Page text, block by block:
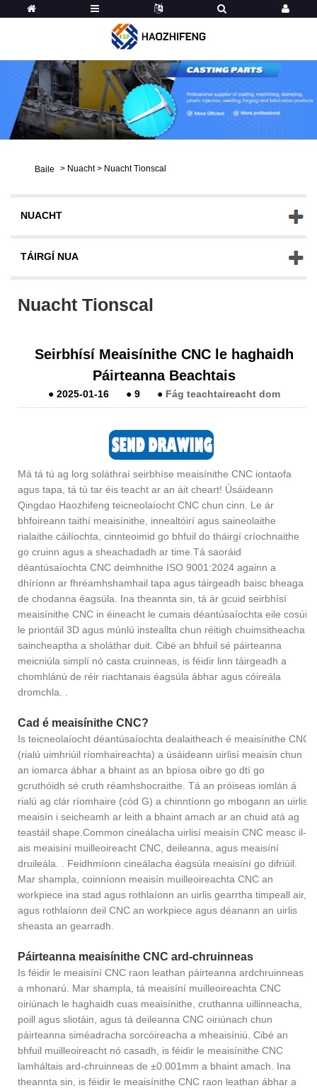
Baile > Nuacht > Nuacht Tionscal
NUACHT
TÁIRGÍ NUA
Nuacht Tionscal
Seirbhísí Meaisínithe CNC le haghaidh
Páirteanna Beachtais
● 2025-01-16 ● 9 ● Fág teachtaireacht dom
Má tá tú ag lorg soláthraí seirbhíse meaisínithe CNC iontaofa
agus tapa, tá tú tar éis teacht ar an áit cheart! Úsáideann
Qingdao Haozhifeng teicneolaíocht CNC chun cinn. Le ár
bhfoireann taithí meaisínithe, innealtóirí agus saineolaithe
rialaithe cáilíochta, cinnteoimid go bhfuil do tháirgí críochnaithe
go cruinn agus a sheachadadh ar time.Tá saoráid
déantúsaíochta CNC deimhnithe ISO 9001:2024 againn a
dhíríonn ar fhréamhshamhail tapa agus táirgeadh baisc bheaga
de chodanna éagsúla. Ina theannta sin, tá ár gcuid seirbhísí
meaisínithe CNC in éineacht le cumais déantúsaíochta eile cosúil
le priontáil 3D agus múnlú insteallta chun réitigh chuimsitheacha
saincheaptha a sholáthar duit. Cibé an bhfuil sé páirteanna
meicniúla simplí nó casta cruinneas, is féidir linn táirgeadh a
chomhlánú de réir riachtanais éagsúla ábhar agus cóireála
dromchla. .
Cad é meaisínithe CNC?
Is teicneolaíocht déantúsaíochta dealaitheach é meaisínithe CNC
(rialú uimhriúil ríomhaireachta) a úsáideann uirlisí meaisín chun
an iomarca ábhar a bhaint as an bpíosa oibre go dtí go
gcruthóidh sé cruth réamhshocraithe. Tá an próiseas iomlán á
rialú ag clár ríomhaire (cód G) a chinntíonn go mbogann an uirlis
meaisín i seicheamh ar leith a bhaint amach ar an chuid atá ag
teastáil shape.Common cineálacha uirlisí meaisín CNC measc il-
ais meaisíní muilleoireacht CNC, deileanna, agus meaisíní
druileála. . Feidhmíonn cineálacha éagsúla meaisíní go difriúil.
Mar shampla, coinníonn meaisín muilleoireachta CNC an
workpiece ina stad agus rothlaíonn an uirlis gearrtha timpeall air,
agus rothlaíonn deil CNC an workpiece agus déanann an uirlis
sheasta an gearradh.
Páirteanna meaisínithe CNC ard-chruinneas
Is féidir le meaisíní CNC raon leathan páirteanna ardchruinneas
a mhonarú. Mar shampla, tá meaisíní muilleoireachta CNC
oiriúnach le haghaidh cuas meaisínithe, cruthanna uillinneacha,
poill agus sliotáin, agus tá deileanna CNC oiriúnach chun
páirteanna siméadracha sorcóireacha a mheaisíniú. Cibé an
bhfuil muilleoireacht nó casadh, is féidir le meaisínithe CNC
lamháltais ard-chruinneas de ±0.001mm a bhaint amach. Ina
theannta sin, is féidir le meaisínithe CNC raon leathan ábhar a